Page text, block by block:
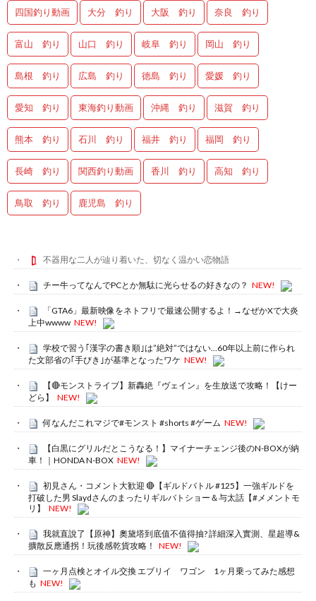
四国釣り動画 大分 釣り 大阪 釣り 奈良 釣り
富山 釣り 山口 釣り 岐阜 釣り 岡山 釣り
島根 釣り 広島 釣り 徳島 釣り 愛媛 釣り
愛知 釣り 東海釣り動画 沖縄 釣り 滋賀 釣り
熊本 釣り 石川 釣り 福井 釣り 福岡 釣り
長崎 釣り 関西釣り動画 香川 釣り 高知 釣り
鳥取 釣り 鹿児島 釣り
不器用な二人が辿り着いた、切なく温かい恋物語
チー牛ってなんでPCとか無駄に光らせるの好きなの？ NEW!
「GTA6」最新映像をネトフリで最速公開するよ！→なぜかXで大炎
上中wwww NEW!
学校で習う｢漢字の書き順｣は”絶対”ではない…60年以上前に作られ
た文部省の｢手びき｣が基準となったワケ NEW!
【🔴モンストライブ】新轟絶『ヴェイン』を生放送で攻略！【けー
どら】
NEW!
何なんだこれマジで#モンスト #shorts #ゲーム NEW!
【白黒にグリルだとこうなる！】マイナーチェンジ後のN-BOXが納
車！｜HONDA N-BOX NEW!
初見さん・コメント大歓迎 🔴【ギルドバトル #125】一強ギルドを
打破した男 Slaydさんのまったりギルバトショー＆与太話【#メメントモ
リ】
NEW!
我就直說了【原神】奧黛塔到底值不值得抽? 詳細深入實測、星超導&
擴散反應通拐！玩後感乾貨攻略！
NEW!
一ヶ月点検とオイル交換 エブリイ ワゴン 1ヶ月乗ってみた感想
も NEW!